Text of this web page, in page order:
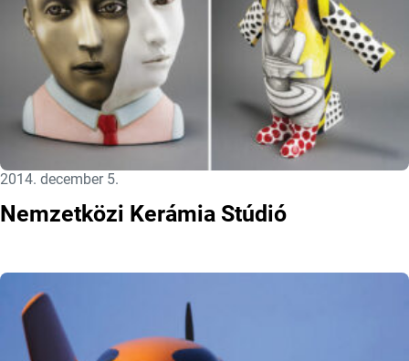
Közzétéve:
2014. december 5.
Nemzetközi Kerámia Stúdió